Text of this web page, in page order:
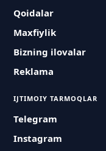
Qoidalar
Maxfiylik
Bizning ilovalar
Reklama
IJTIMOIY TARMOQLAR
Telegram
Instagram